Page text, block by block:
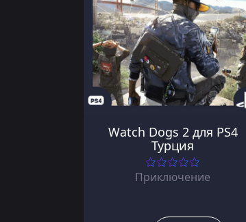
Watch Dogs 2 для PS4
Турция
Приключение